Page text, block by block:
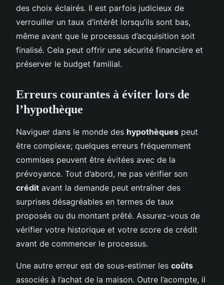
des choix éclairés. Il est parfois judicieux de
verrouiller un taux d’intérêt lorsqu’ils sont bas,
même avant que le processus d’acquisition soit
finalisé. Cela peut offrir une sécurité financière et
préserver le budget familial.
Erreurs courantes à éviter lors de
l’hypothèque
Naviguer dans le monde des hypothèques peut
être complexe; quelques erreurs fréquemment
commises peuvent être évitées avec de la
prévoyance. Tout d’abord, ne pas vérifier son
crédit avant la demande peut entraîner des
surprises désagréables en termes de taux
proposés ou du montant prêté. Assurez-vous de
vérifier votre historique et votre score de crédit
avant de commencer le processus.
Une autre erreur est de sous-estimer les coûts
associés à l’achat de la maison. Outre l’acompte, il